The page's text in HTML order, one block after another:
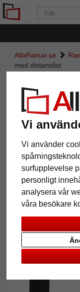
Vi
Vi använder
surfupplevelse
personligt
analysera vår
våra besökare
AllaRamar.se
med distanslist
Träram
Tillbaka